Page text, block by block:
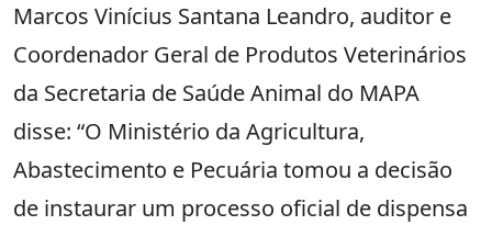
Marcos Vinícius Santana Leandro, auditor e
Coordenador Geral de Produtos Veterinários
da Secretaria de Saúde Animal do MAPA
disse: “O Ministério da Agricultura,
Abastecimento e Pecuária tomou a decisão
de instaurar um processo oficial de dispensa